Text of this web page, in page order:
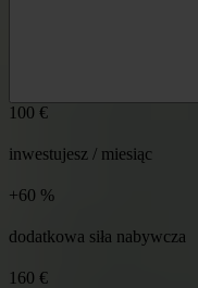
100 €
inwestujesz / miesiąc
+60 %
dodatkowa siła nabywcza
160 €